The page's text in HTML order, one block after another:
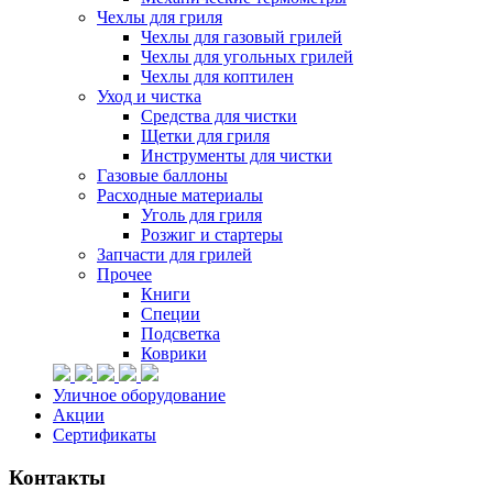
Чехлы для гриля
Чехлы для газовый грилей
Чехлы для угольных грилей
Чехлы для коптилен
Уход и чистка
Средства для чистки
Щетки для гриля
Инструменты для чистки
Газовые баллоны
Расходные материалы
Уголь для гриля
Розжиг и стартеры
Запчасти для грилей
Прочее
Книги
Специи
Подсветка
Коврики
Уличное оборудование
Акции
Сертификаты
Контакты